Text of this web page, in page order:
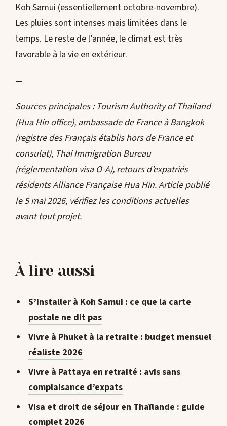
Koh Samui (essentiellement octobre-novembre).
Les pluies sont intenses mais limitées dans le
temps. Le reste de l’année, le climat est très
favorable à la vie en extérieur.
—
Sources principales : Tourism Authority of Thailand
(Hua Hin office), ambassade de France à Bangkok
(registre des Français établis hors de France et
consulat), Thai Immigration Bureau
(réglementation visa O-A), retours d’expatriés
résidents Alliance Française Hua Hin. Article publié
le 5 mai 2026, vérifiez les conditions actuelles
avant tout projet.
À lire aussi
S’installer à Koh Samui : ce que la carte
postale ne dit pas
Vivre à Phuket à la retraite : budget mensuel
réaliste 2026
Vivre à Pattaya en retraité : avis sans
complaisance d’expats
Visa et droit de séjour en Thaïlande : guide
complet 2026